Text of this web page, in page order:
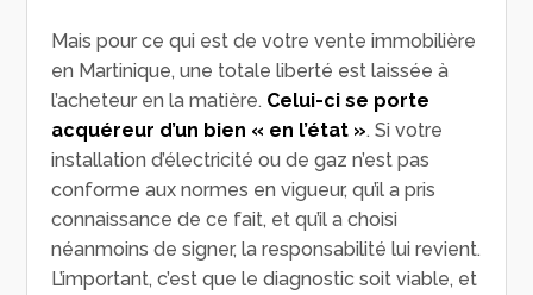
Mais pour ce qui est de votre vente immobilière
en Martinique, une totale liberté est laissée à
l’acheteur en la matière. Celui-ci se porte
acquéreur d’un bien « en l’état ». Si votre
installation d’électricité ou de gaz n’est pas
conforme aux normes en vigueur, qu’il a pris
connaissance de ce fait, et qu’il a choisi
néanmoins de signer, la responsabilité lui revient.
L’important, c’est que le diagnostic soit viable, et